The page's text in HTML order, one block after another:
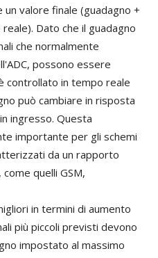
valore finale (guadagno +
Dato che il guadagno
che normalmente
possono essere
controllato in tempo reale
può cambiare in risposta
ingresso. Questa
importante per gli schemi
da un rapporto
quelli GSM,
in termini di aumento
più piccoli previsti devono
impostato al massimo